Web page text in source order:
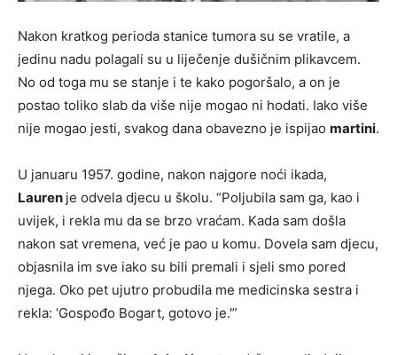
Nakon kratkog perioda stanice tumora su se vratile, a
jedinu nadu polagali su u liječenje dušičnim plikavcem.
No od toga mu se stanje i te kako pogoršalo, a on je
postao toliko slab da više nije mogao ni hodati. Iako više
nije mogao jesti, svakog dana obavezno je ispijao martini.
U januaru 1957. godine, nakon najgore noći ikada,
Lauren je odvela djecu u školu. “Poljubila sam ga, kao i
uvijek, i rekla mu da se brzo vraćam. Kada sam došla
nakon sat vremena, već je pao u komu. Dovela sam djecu,
objasnila im sve iako su bili premali i sjeli smo pored
njega. Oko pet ujutro probudila me medicinska sestra i
rekla: ‘Gospođo Bogart, gotovo je.'”